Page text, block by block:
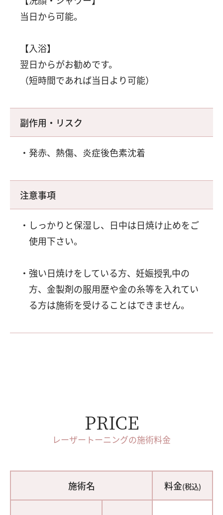
当日から可能。
【入浴】
翌日からがお勧めです。
（短時間であれば当日より可能）
副作用・リスク
発赤、熱傷、炎症後色素沈着
注意事項
しっかりと保湿し、日中は日焼け止めをご
使用下さい。
強い日焼けをしている方、妊娠授乳中の
方、金製剤の服用歴や金の糸等を入れてい
る方は施術を受けることはできません。
PRICE
レーザートーニングの施術料金
施術名 料金(税込)